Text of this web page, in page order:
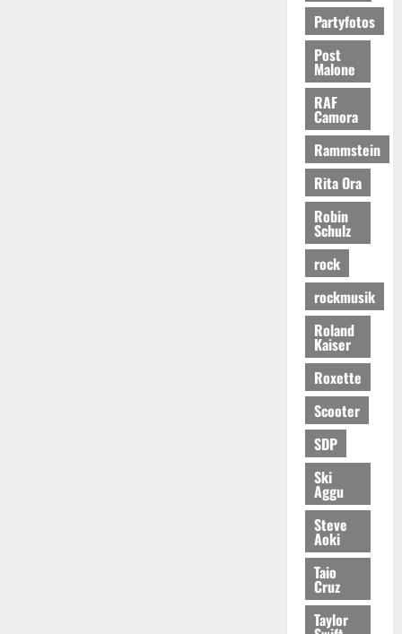
Partyfotos
Post
Malone
RAF
Camora
Rammstein
Rita Ora
Robin
Schulz
rock
rockmusik
Roland
Kaiser
Roxette
Scooter
SDP
Ski
Aggu
Steve
Aoki
Taio
Cruz
Taylor